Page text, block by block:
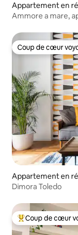
Appartement en
Ammore a mare,
Coup de cœur
Coup de cœur
Appartement en
Dimora Toledo
Coups de cœur
Coup de cœur